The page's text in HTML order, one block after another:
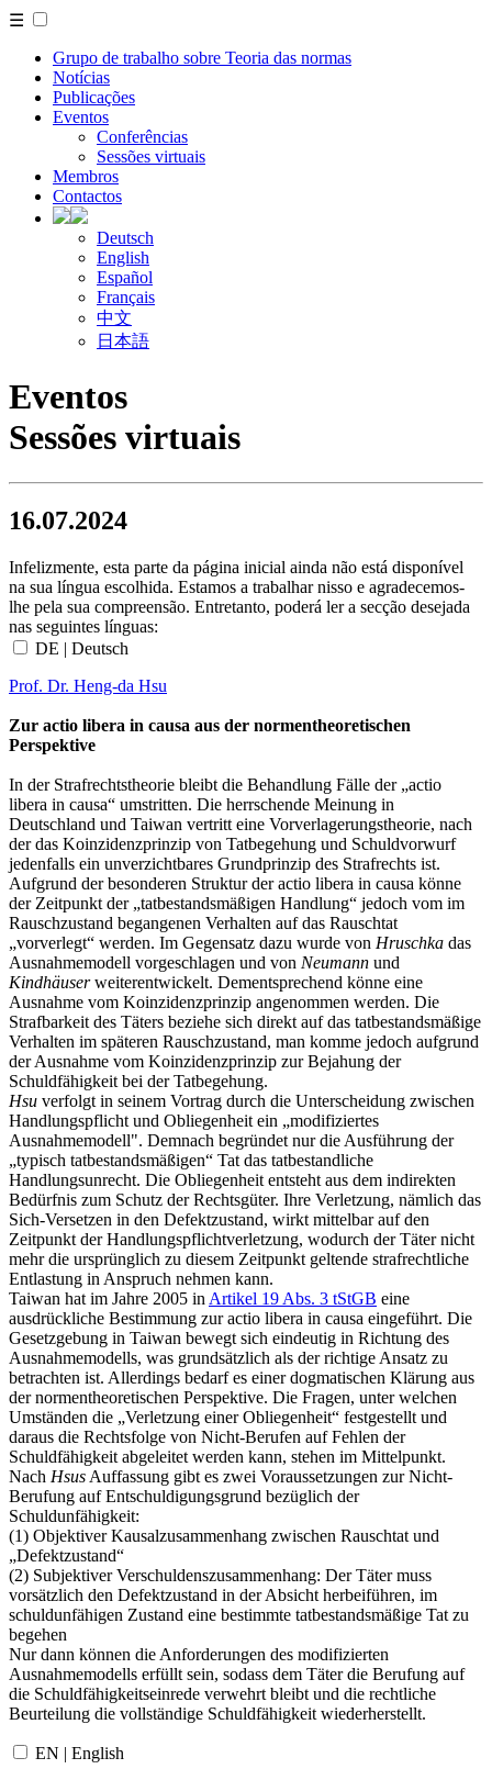
☰
Grupo de trabalho sobre Teoria das normas
Notícias
Publicações
Eventos
Conferências
Sessões virtuais
Membros
Contactos
Deutsch
English
Español
Français
中文
日本語
Eventos
Sessões virtuais
16.07.2024
Infelizmente, esta parte da página inicial ainda não está disponível
na sua língua escolhida. Estamos a trabalhar nisso e agradecemos-
lhe pela sua compreensão. Entretanto, poderá ler a secção desejada
nas seguintes línguas:
DE | Deutsch
Prof. Dr. Heng-da Hsu
Zur actio libera in causa aus der normentheoretischen
Perspektive
In der Strafrechtstheorie bleibt die Behandlung Fälle der „actio
libera in causa“ umstritten. Die herrschende Meinung in
Deutschland und Taiwan vertritt eine Vorverlagerungstheorie, nach
der das Koinzidenzprinzip von Tatbegehung und Schuldvorwurf
jedenfalls ein unverzichtbares Grundprinzip des Strafrechts ist.
Aufgrund der besonderen Struktur der actio libera in causa könne
der Zeitpunkt der „tatbestandsmäßigen Handlung“ jedoch vom im
Rauschzustand begangenen Verhalten auf das Rauschtat
„vorverlegt“ werden. Im Gegensatz dazu wurde von Hruschka das
Ausnahmemodell vorgeschlagen und von Neumann und
Kindhäuserweiterentwickelt. Dementsprechend könne eine
Ausnahme vom Koinzidenzprinzip angenommen werden. Die
Strafbarkeit des Täters beziehe sich direkt auf das tatbestandsmäßige
Verhalten im späteren Rauschzustand, man komme jedoch aufgrund
der Ausnahme vom Koinzidenzprinzip zur Bejahung der
Schuldfähigkeit bei der Tatbegehung.
Hsu verfolgt in seinem Vortrag durch die Unterscheidung zwischen
Handlungspflicht und Obliegenheit ein „modifiziertes
Ausnahmemodell". Demnach begründet nur die Ausführung der
„typisch tatbestandsmäßigen“ Tat das tatbestandliche
Handlungsunrecht. Die Obliegenheit entsteht aus dem indirekten
Bedürfnis zum Schutz der Rechtsgüter. Ihre Verletzung, nämlich das
Sich-Versetzen in den Defektzustand, wirkt mittelbar auf den
Zeitpunkt der Handlungspflichtverletzung, wodurch der Täter nicht
mehr die ursprünglich zu diesem Zeitpunkt geltende strafrechtliche
Entlastung in Anspruch nehmen kann.
Taiwan hat im Jahre 2005 in Artikel 19 Abs. 3 tStGB eine
ausdrückliche Bestimmung zur actio libera in causa eingeführt. Die
Gesetzgebung in Taiwan bewegt sich eindeutig in Richtung des
Ausnahmemodells, was grundsätzlich als der richtige Ansatz zu
betrachten ist. Allerdings bedarf es einer dogmatischen Klärung aus
der normentheoretischen Perspektive. Die Fragen, unter welchen
Umständen die „Verletzung einer Obliegenheit“ festgestellt und
daraus die Rechtsfolge von Nicht-Berufen auf Fehlen der
Schuldfähigkeit abgeleitet werden kann, stehen im Mittelpunkt.
Nach Hsus Auffassung gibt es zwei Voraussetzungen zur Nicht-
Berufung auf Entschuldigungsgrund bezüglich der
Schuldunfähigkeit:
(1) Objektiver Kausalzusammenhang zwischen Rauschtat und
„Defektzustand“
(2) Subjektiver Verschuldenszusammenhang: Der Täter muss
vorsätzlich den Defektzustand in der Absicht herbeiführen, im
schuldunfähigen Zustand eine bestimmte tatbestandsmäßige Tat zu
begehen
Nur dann können die Anforderungen des modifizierten
Ausnahmemodells erfüllt sein, sodass dem Täter die Berufung auf
die Schuldfähigkeitseinrede verwehrt bleibt und die rechtliche
Beurteilung die vollständige Schuldfähigkeit wiederherstellt.
EN | English